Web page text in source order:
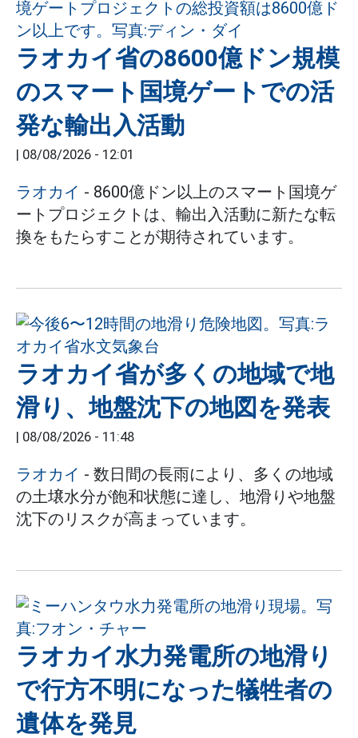
ラオカイ省の8600億ドン規模
のスマート国境ゲートでの活
発な輸出入活動
| 08/08/2026 - 12:01
ラオカイ - 8600億ドン以上のスマート国境ゲ
ートプロジェクトは、輸出入活動に新たな転
換をもたらすことが期待されています。
ラオカイ省が多くの地域で地
滑り、地盤沈下の地図を発表
| 08/08/2026 - 11:48
ラオカイ - 数日間の長雨により、多くの地域
の土壌水分が飽和状態に達し、地滑りや地盤
沈下のリスクが高まっています。
ラオカイ水力発電所の地滑り
で行方不明になった犠牲者の
遺体を発見